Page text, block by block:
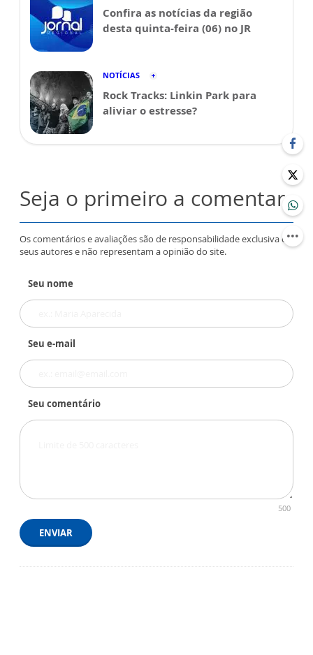
Confira as notícias da região
desta quinta-feira (06) no JR
NOTÍCIAS
Rock Tracks: Linkin Park para
aliviar o estresse?
Seja o primeiro a comentar
Os comentários e avaliações são de responsabilidade exclusiva de
seus autores e não representam a opinião do site.
Seu nome
Seu e-mail
Seu comentário
500
ENVIAR